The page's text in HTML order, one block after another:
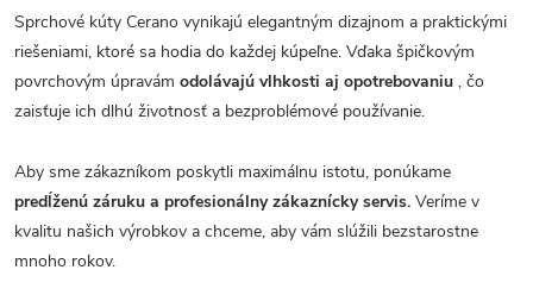
Sprchové kúty Cerano vynikajú elegantným dizajnom a praktickými
riešeniami, ktoré sa hodia do každej kúpeľne. Vďaka špičkovým
povrchovým úpravám odolávajú vlhkosti aj opotrebovaniu , čo
zaisťuje ich dlhú životnosť a bezproblémové používanie.
Aby sme zákazníkom poskytli maximálnu istotu, ponúkame
predĺženú záruku a profesionálny zákaznícky servis. Veríme v
kvalitu našich výrobkov a chceme, aby vám slúžili bezstarostne
mnoho rokov.